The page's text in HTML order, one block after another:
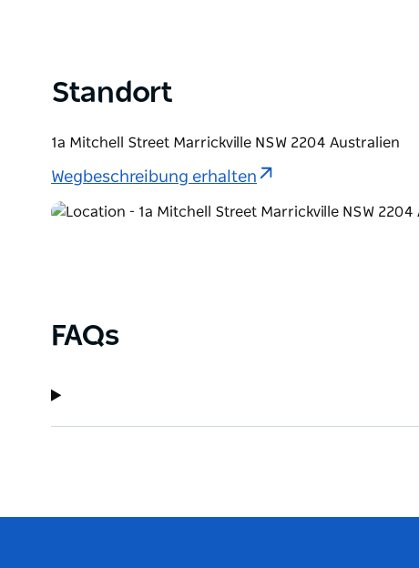
Standort
1a Mitchell Street Marrickville NSW 2204 Australien
Wegbeschreibung erhalten
FAQs